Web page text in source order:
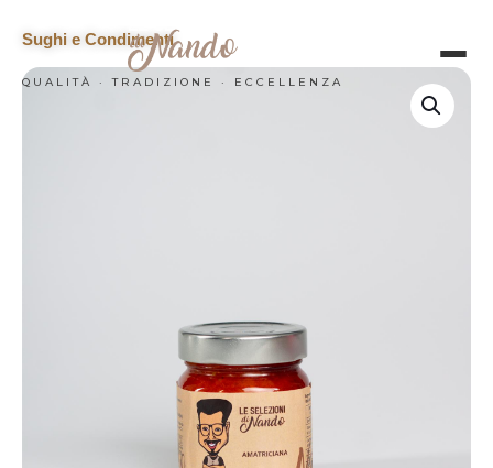
QUALITÀ · TRADIZIONE · ECCELLENZA
CHI SIAMO
CONTATTI
Sughi e Condimenti